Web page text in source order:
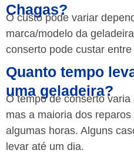
Chagas?
O custo pode variar
marca/modelo da
conserto pode custar
Quanto tempo
uma geladeira?
O tempo de conserto
mas a maioria dos
algumas horas. Alguns
levar até um dia.